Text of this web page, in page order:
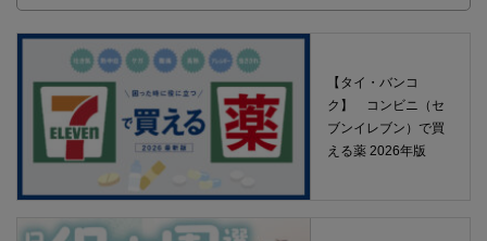
【タイ・バンコ
ク】 コンビニ（セ
ブンイレブン）で買
える薬 2026年版